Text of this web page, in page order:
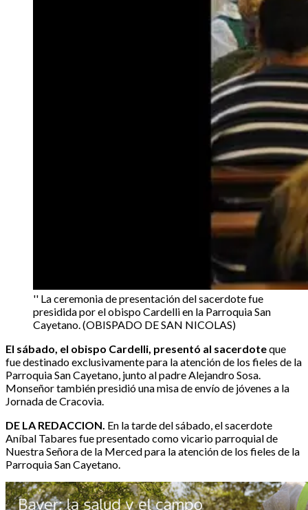
'' La ceremonia de presentación del sacerdote fue
presidida por el obispo Cardelli en la Parroquia San
Cayetano. (OBISPADO DE SAN NICOLAS)
El sábado, el obispo Cardelli, presentó al sacerdoteque
fue destinado exclusivamente para la atención de los fieles de la
Parroquia San Cayetano, junto al padre Alejandro Sosa.
Monseñor también presidió una misa de envío de jóvenes a la
Jornada de Cracovia.
DE LA REDACCION. En la tarde del sábado, el sacerdote
Aníbal Tabares fue presentado como vicario parroquial de
Nuestra Señora de la Merced para la atención de los fieles de la
Parroquia San Cayetano.